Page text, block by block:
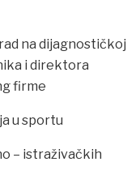
na dijagnostičkoj
i direktora
firme
u sportu
– istraživačkih